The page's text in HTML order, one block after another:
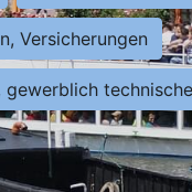
Versicherungen
gewerblich